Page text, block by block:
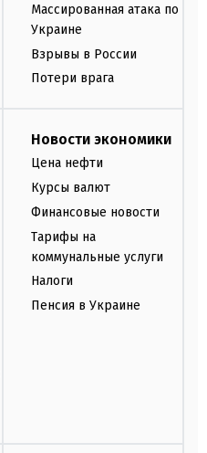
Массированная атака по
Украине
Взрывы в России
Потери врага
Новости экономики
Цена нефти
Курсы валют
Финансовые новости
Тарифы на
коммунальные услуги
Налоги
Пенсия в Украине